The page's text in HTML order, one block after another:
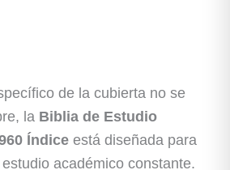
de la cubierta no se
la Biblia de Estudio
Índice está diseñada para
académico constante.